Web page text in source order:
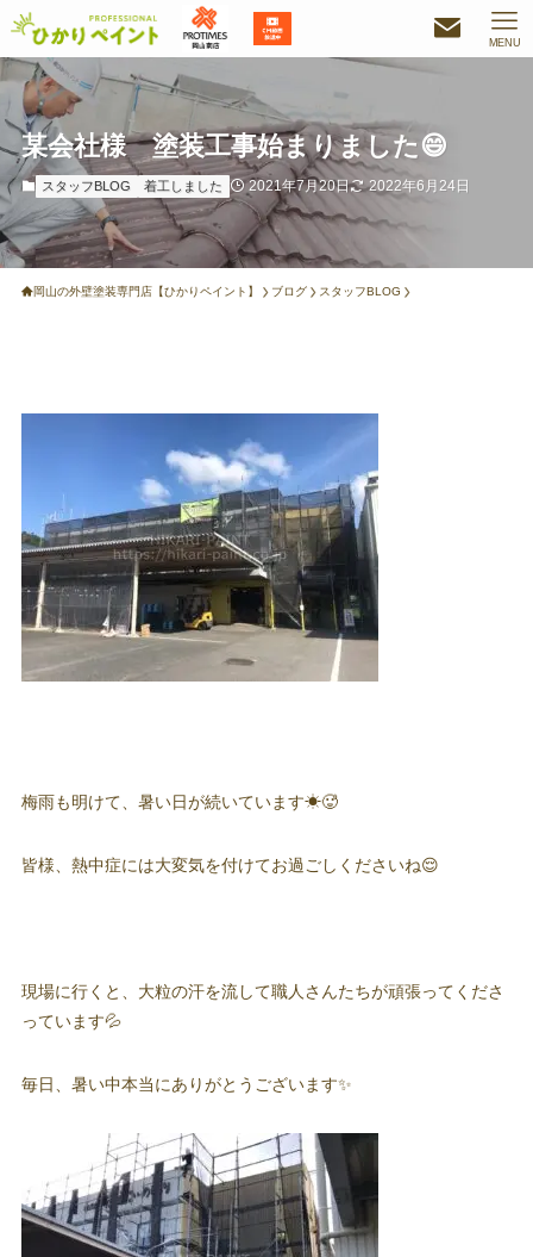
MENU
某会社様 塗装工事始まりました😄
スタッフBLOG 着工しました 2021年7月20日 2022年6月24日
岡山の外壁塗装専門店【ひかりペイント】 ブログ スタッフBLOG
梅雨も明けて、暑い日が続いています☀🥵
皆様、熱中症には大変気を付けてお過ごしくださいね😌
現場に行くと、大粒の汗を流して職人さんたちが頑張ってくださ
っています💦
毎日、暑い中本当にありがとうございます✨